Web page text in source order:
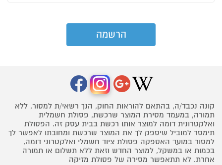
קונה נכבד/ה, בהתאם להוראות החוק, הנך רשאי/ת למסור, ללא
תמורה, במעמד מסירת המוצר שרכשת, פסולת חשמלית
ואלקטרונית דומה למוצר אותו רכשת בבית עסק זה. הפסולת
תימסר למוביל שיספק לך את המוצר שרכשת ומחובתו לאפשר לך
למסור במועד האספקה פסולת ציוד חשמלי ואלקטרוני דומה,
בכמות או במשקל, למוצר החדש וזאת ללא תשלום או תמורה
אחרת. לא תתאפשר מסירה של פסולת מזיקה